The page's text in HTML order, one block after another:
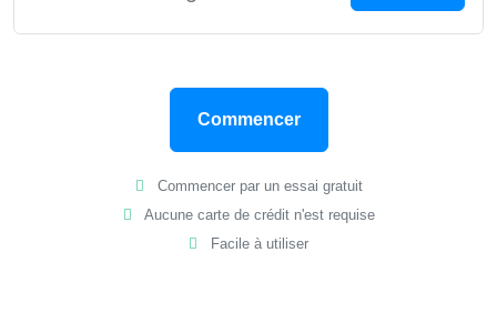
Commencer
Commencer par un essai gratuit
Aucune carte de crédit n'est requise
Facile à utiliser